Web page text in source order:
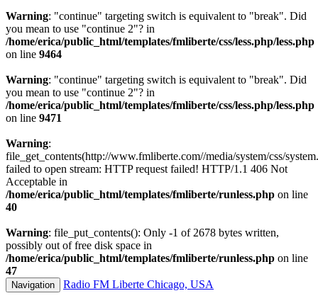
Warning: "continue" targeting switch is equivalent to "break". Did
you mean to use "continue 2"? in
/home/erica/public_html/templates/fmliberte/css/less.php/less.php
on line 9464
Warning: "continue" targeting switch is equivalent to "break". Did
you mean to use "continue 2"? in
/home/erica/public_html/templates/fmliberte/css/less.php/less.php
on line 9471
Warning:
file_get_contents(http://www.fmliberte.com//media/system/css/
failed to open stream: HTTP request failed! HTTP/1.1 406 Not
Acceptable in
/home/erica/public_html/templates/fmliberte/runless.php on line
40
Warning: file_put_contents(): Only -1 of 2678 bytes written,
possibly out of free disk space in
/home/erica/public_html/templates/fmliberte/runless.php on line
47
Navigation Radio FM Liberte Chicago, USA